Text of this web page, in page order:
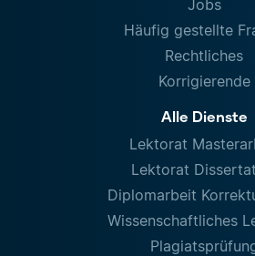
Jobs
Häufig gestellte
Rechtliches
Korrigierende
Alle Dienste
Lektorat
Lektorat
Diplomarbeit
Wissenschaftliches